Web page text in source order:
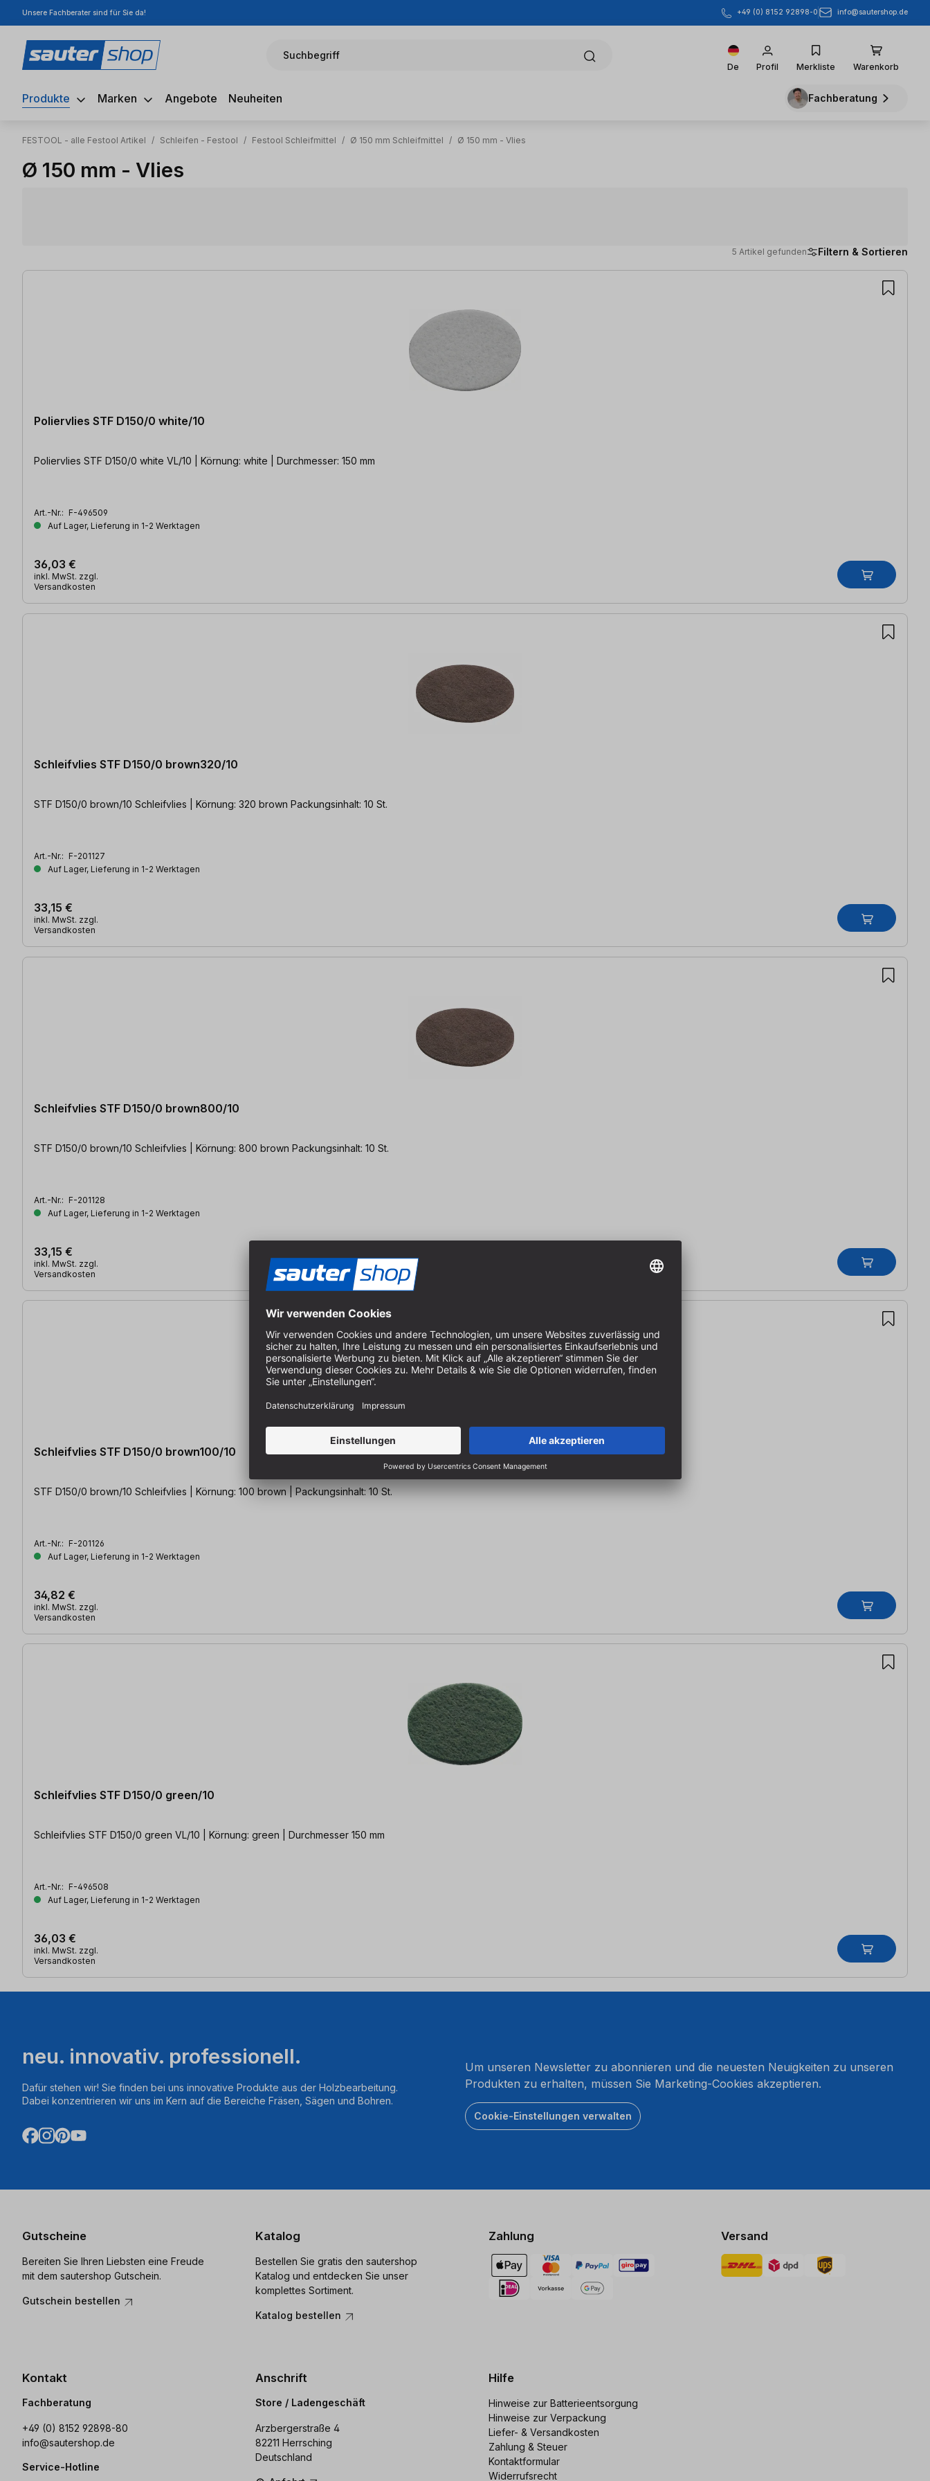
Hauptinhalt springen
Zur Suche springen
Zur Hauptnavigation springen
Unsere Fachberater sind für Sie da! +49 (0) 8152 92898-0 info@sautershop.de
Suchbegriff
De Profil Merkliste Warenkorb
Produkte Marken Angebote Neuheiten Fachberatung
FESTOOL - alle Festool Artikel / Schleifen - Festool / Festool Schleifmittel / Ø 150 mm Schleifmittel / Ø 150 mm - Vlies
Ø 150 mm - Vlies
5 Artikel gefunden Filtern & Sortieren
5 Artikel gefunden
Poliervlies STF D150/0 white/10
Poliervlies STF D150/0 white VL/10 | Körnung: white | Durchmesser: 150 mm
Art.-Nr.: F-496509
Auf Lager, Lieferung in 1-2 Werktagen
36,03 €
inkl. MwSt. zzgl.
Versandkosten
Schleifvlies STF D150/0 brown320/10
STF D150/0 brown/10 Schleifvlies | Körnung: 320 brown Packungsinhalt: 10 St.
Art.-Nr.: F-201127
Auf Lager, Lieferung in 1-2 Werktagen
33,15 €
inkl. MwSt. zzgl.
Versandkosten
Schleifvlies STF D150/0 brown800/10
STF D150/0 brown/10 Schleifvlies | Körnung: 800 brown Packungsinhalt: 10 St.
Art.-Nr.: F-201128
Auf Lager, Lieferung in 1-2 Werktagen
33,15 €
inkl. MwSt. zzgl.
Versandkosten
Schleifvlies STF D150/0 brown100/10
STF D150/0 brown/10 Schleifvlies | Körnung: 100 brown | Packungsinhalt: 10 St.
Art.-Nr.: F-201126
Auf Lager, Lieferung in 1-2 Werktagen
34,82 €
inkl. MwSt. zzgl.
Versandkosten
Schleifvlies STF D150/0 green/10
Schleifvlies STF D150/0 green VL/10 | Körnung: green | Durchmesser 150 mm
Art.-Nr.: F-496508
Auf Lager, Lieferung in 1-2 Werktagen
36,03 €
inkl. MwSt. zzgl.
Versandkosten
neu. innovativ. professionell.
Dafür stehen wir! Sie finden bei uns innovative Produkte aus der Holzbearbeitung.
Dabei konzentrieren wir uns im Kern auf die Bereiche Fräsen, Sägen und Bohren.
Um unseren Newsletter zu abonnieren und die neuesten Neuigkeiten zu unseren
Produkten zu erhalten, müssen Sie Marketing-Cookies akzeptieren.
Cookie-Einstellungen verwalten
Gutscheine
Bereiten Sie Ihren Liebsten eine Freude
mit dem sautershop Gutschein.
Gutschein bestellen
Katalog
Bestellen Sie gratis den sautershop
Katalog und entdecken Sie unser
komplettes Sortiment.
Katalog bestellen
Zahlung Versand
Kontakt
Fachberatung
+49 (0) 8152 92898-80
info@sautershop.de
Service-Hotline
Anschrift
Store / Ladengeschäft
Arzbergerstraße 4
82211 Herrsching
Deutschland
Hilfe
Hinweise zur Batterieentsorgung
Hinweise zur Verpackung
Liefer- & Versandkosten
Zahlung & Steuer
Kontaktformular
Widerrufsrecht